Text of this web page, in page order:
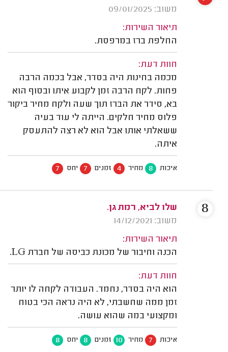
משוב: 09/01/2025
תיאור השירות:
החלפת ברז במרפסת.
חוות דעת:
מכמה בחינות היה בסדר, אבל בכמה הרבה
פחות. לקח הרבה זמן לקבוע איתו ובסוף הוא
בא, סידר את הברז תוך שעה ולקח מחיר ביקור
פלוס מחיר חלקים. הייתה לי עוד בעיה
ששאלתי אותו אבל הוא לא רצה להתעסק
איתה.
איכות 8 מחיר 4 זמנים 7 יחס 7
שלו לביא, רמת גן.
משוב: 14/12/2021
תיאור השירות:
הכנה וחיבור של מכונת כביסה של חברת LG.
חוות דעת:
הוא היה בסדר, נחמד. העבודה לקחה לו יותר
זמן ממה שחשבתי, לא היה נראה הכי בטוח
ומקצועי במה שהוא עושה.
איכות 7 מחיר 10 זמנים 8 יחס 8
8